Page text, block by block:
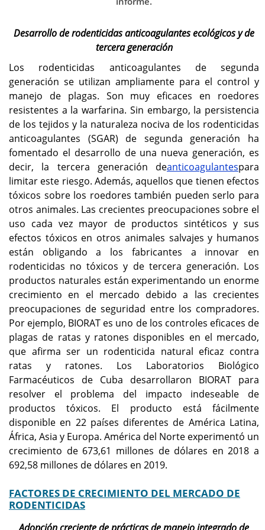
de cultivos.
daños a la propiedad
impulsando el
crecimiento del mercado.
Japón
La creciente atención
prestada a la seguridad
alimentaria, el
saneamiento urbano y las
prácticas de manejo de
plagas está respaldando
la demanda de
rodenticidas.
Desarrollo de rodenticidas anticoagulantes ecológicos y de
tercera generación
Los rodenticidas anticoagulantes de segunda
generación se utilizan ampliamente para el control y
manejo de plagas. Son muy eficaces en roedores
resistentes a la warfarina. Sin embargo, la persistencia
de los tejidos y la naturaleza nociva de los rodenticidas
anticoagulantes (SGAR) de segunda generación ha
fomentado el desarrollo de una nueva generación, es
decir, la tercera generación deanticoagulantespara
limitar este riesgo. Además, aquellos que tienen efectos
tóxicos sobre los roedores también pueden serlo para
otros animales. Las crecientes preocupaciones sobre el
uso cada vez mayor de productos sintéticos y sus
efectos tóxicos en otros animales salvajes y humanos
están obligando a los fabricantes a innovar en
rodenticidas no tóxicos y de tercera generación. Los
productos naturales están experimentando un enorme
crecimiento en el mercado debido a las crecientes
preocupaciones de seguridad entre los compradores.
Por ejemplo, BIORAT es uno de los controles eficaces de
plagas de ratas y ratones disponibles en el mercado,
que afirma ser un rodenticida natural eficaz contra
ratas y ratones. Los Laboratorios Biológico
Farmacéuticos de Cuba desarrollaron BIORAT para
resolver el problema del impacto indeseable de
productos tóxicos. El producto está fácilmente
disponible en 22 países diferentes de América Latina,
África, Asia y Europa. América del Norte experimentó un
crecimiento de 673,61 millones de dólares en 2018 a
692,58 millones de dólares en 2019.
FACTORES DE CRECIMIENTO DEL MERCADO DE
RODENTICIDAS